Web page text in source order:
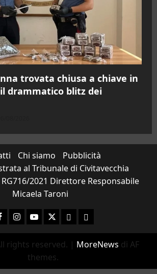
trovata chiusa a chiave in
drammatico blitz dei
Chi siamo
Pubblicità
al Tribunale di Civitavecchia
RG716/2021 Direttore Responsabile
Micaela Taroni
Instagram
YouTubeTwitterEmailEnte Parco
rights reserved. | MoreNews di AF
themes.